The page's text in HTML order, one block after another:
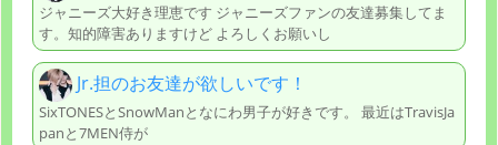
ジャニーズ大好き理恵です ジャニーズファンの友達募集してま
す。知的障害ありますけど よろしくお願いし
Jr.担のお友達が欲しいです！
SixTONESとSnowManとなにわ男子が好きです。 最近はTravisJa
panと7MEN侍が